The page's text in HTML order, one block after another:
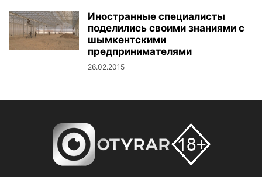
Иностранные специалисты
поделились своими знаниями с
шымкентскими
предпринимателями
26.02.2015